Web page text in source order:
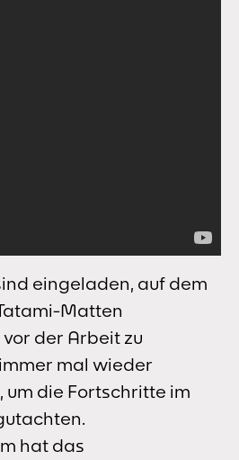
eingeladen, auf dem
Matten
der Arbeit zu
mal wieder
um die Fortschritte im
hat das